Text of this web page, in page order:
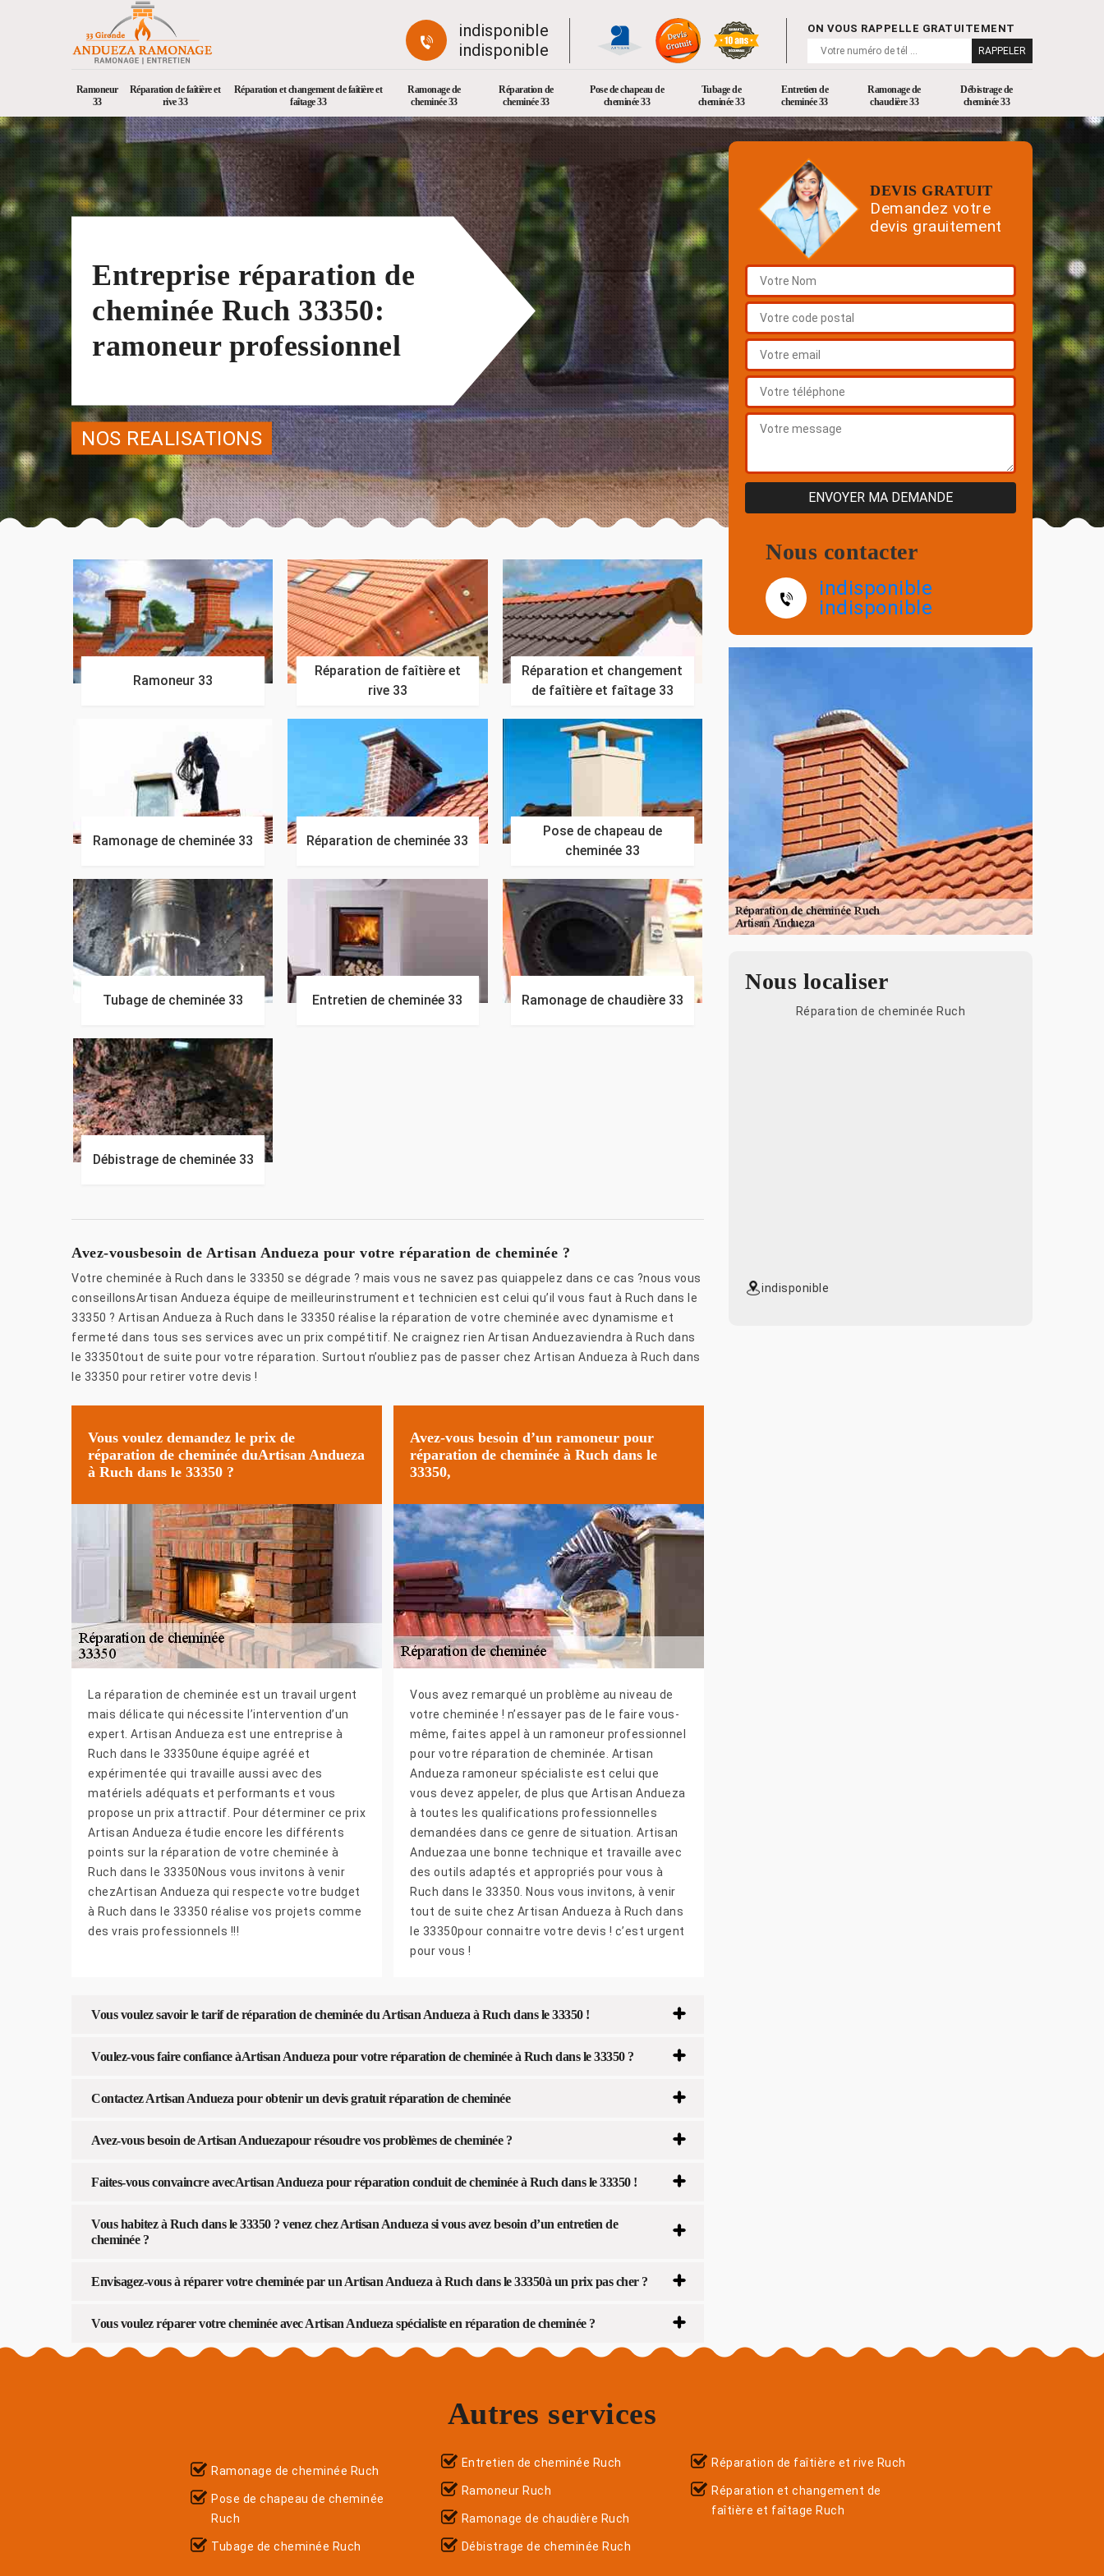
indisponible
indisponible
ON VOUS RAPPELLE GRATUITEMENT
Ramoneur
33
Réparation de faîtière et
rive 33
Réparation et changement de faîtière et
faîtage 33
Ramonage de
cheminée 33
Réparation de
cheminée 33
Pose de chapeau de
cheminée 33
Tubage de
cheminée 33
Entretien de
cheminée 33
Ramonage de
chaudière 33
Débistrage de
cheminée 33
Entreprise réparation de
cheminée Ruch 33350:
ramoneur professionnel
NOS REALISATIONS
Ramoneur 33
Réparation de faîtière et
rive 33
Réparation et changement
de faîtière et faîtage 33
Ramonage de cheminée 33 Réparation de cheminée 33
Pose de chapeau de
cheminée 33
Tubage de cheminée 33 Entretien de cheminée 33 Ramonage de chaudière 33
Débistrage de cheminée 33
Avez-vousbesoin de Artisan Andueza pour votre réparation de cheminée ?
Votre cheminée à Ruch dans le 33350 se dégrade ? mais vous ne savez pas quiappelez dans ce cas ?nous vous
conseillonsArtisan Andueza équipe de meilleurinstrument et technicien est celui qu’il vous faut à Ruch dans le
33350 ? Artisan Andueza à Ruch dans le 33350 réalise la réparation de votre cheminée avec dynamisme et
fermeté dans tous ses services avec un prix compétitif. Ne craignez rien Artisan Anduezaviendra à Ruch dans
le 33350tout de suite pour votre réparation. Surtout n’oubliez pas de passer chez Artisan Andueza à Ruch dans
le 33350 pour retirer votre devis !
Vous voulez demandez le prix de
réparation de cheminée duArtisan Andueza
à Ruch dans le 33350 ?
La réparation de cheminée est un travail urgent
mais délicate qui nécessite l’intervention d’un
expert. Artisan Andueza est une entreprise à
Ruch dans le 33350une équipe agréé et
expérimentée qui travaille aussi avec des
matériels adéquats et performants et vous
propose un prix attractif. Pour déterminer ce prix
Artisan Andueza étudie encore les différents
points sur la réparation de votre cheminée à
Ruch dans le 33350Nous vous invitons à venir
chezArtisan Andueza qui respecte votre budget
à Ruch dans le 33350 réalise vos projets comme
des vrais professionnels !!!
Avez-vous besoin d’un ramoneur pour
réparation de cheminée à Ruch dans le
33350,
Vous avez remarqué un problème au niveau de
votre cheminée ! n’essayer pas de le faire vous-
même, faites appel à un ramoneur professionnel
pour votre réparation de cheminée. Artisan
Andueza ramoneur spécialiste est celui que
vous devez appeler, de plus que Artisan Andueza
à toutes les qualifications professionnelles
demandées dans ce genre de situation. Artisan
Anduezaa une bonne technique et travaille avec
des outils adaptés et appropriés pour vous à
Ruch dans le 33350. Nous vous invitons, à venir
tout de suite chez Artisan Andueza à Ruch dans
le 33350pour connaitre votre devis ! c’est urgent
pour vous !
Vous voulez savoir le tarif de réparation de cheminée du Artisan Andueza à Ruch dans le 33350 !
Voulez-vous faire confiance àArtisan Andueza pour votre réparation de cheminée à Ruch dans le 33350 ?
Contactez Artisan Andueza pour obtenir un devis gratuit réparation de cheminée
Avez-vous besoin de Artisan Anduezapour résoudre vos problèmes de cheminée ?
Faites-vous convaincre avecArtisan Andueza pour réparation conduit de cheminée à Ruch dans le 33350 !
Vous habitez à Ruch dans le 33350 ? venez chez Artisan Andueza si vous avez besoin d’un entretien de
cheminée ?
Envisagez-vous à réparer votre cheminée par un Artisan Andueza à Ruch dans le 33350à un prix pas cher ?
Vous voulez réparer votre cheminée avec Artisan Andueza spécialiste en réparation de cheminée ?
DEVIS GRATUIT
Demandez votre
devis grauitement
Nous contacter
indisponible
indisponible
Nous localiser
Réparation de cheminée Ruch
indisponible
Autres services
Ramonage de cheminée Ruch
Pose de chapeau de cheminée
Ruch
Tubage de cheminée Ruch
Entretien de cheminée Ruch
Ramoneur Ruch
Ramonage de chaudière Ruch
Débistrage de cheminée Ruch
Réparation de faîtière et rive Ruch
Réparation et changement de
faîtière et faîtage Ruch